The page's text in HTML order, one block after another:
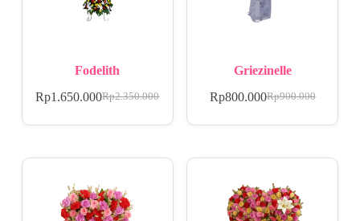
Fodelith
Rp2.350.000
Rp1.650.000
Griezinelle
Rp900.000
Rp800.000